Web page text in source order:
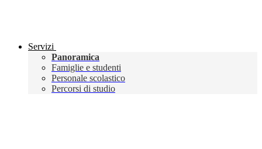
Servizi
Panoramica
Famiglie e studenti
Personale scolastico
Percorsi di studio